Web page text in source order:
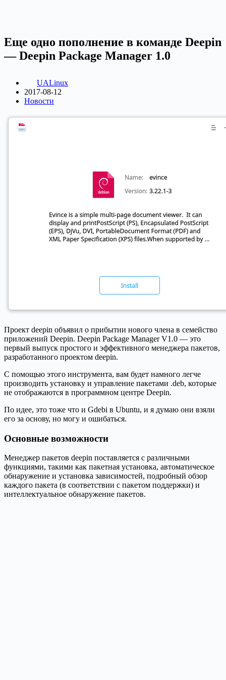
Еще одно пополнение в команде Deepin
— Deepin Package Manager 1.0
UALinux
2017-08-12
Новости
Проект deepin объявил о прибытии нового члена в семейство
приложений Deepin. Deepin Package Manager V1.0 — это
первый выпуск простого и эффективного менеджера пакетов,
разработанного проектом deepin.
С помощью этого инструмента, вам будет намного легче
производить установку и управление пакетами .deb, которые
не отображаются в программном центре Deepin.
По идее, это тоже что и Gdebi в Ubuntu, и я думаю они взяли
его за основу, но могу и ошибаться.
Основные возможности
Менеджер пакетов deepin поставляется с различными
функциями, такими как пакетная установка, автоматическое
обнаружение и установка зависимостей, подробный обзор
каждого пакета (в соответствии с пакетом поддержки) и
интеллектуальное обнаружение пакетов.